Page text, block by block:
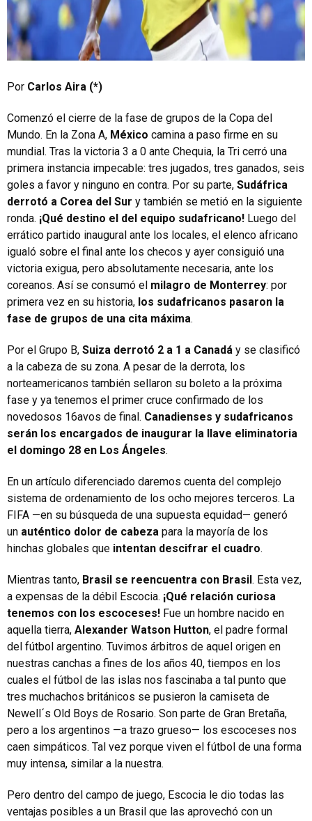
Por Carlos Aira (*)
Comenzó el cierre de la fase de grupos de la Copa del
Mundo. En la Zona A, México camina a paso firme en su
mundial. Tras la victoria 3 a 0 ante Chequia, la Tri cerró una
primera instancia impecable: tres jugados, tres ganados, seis
goles a favor y ninguno en contra. Por su parte, Sudáfrica
derrotó a Corea del Sur y también se metió en la siguiente
ronda. ¡Qué destino el del equipo sudafricano! Luego del
errático partido inaugural ante los locales, el elenco africano
igualó sobre el final ante los checos y ayer consiguió una
victoria exigua, pero absolutamente necesaria, ante los
coreanos. Así se consumó el milagro de Monterrey: por
primera vez en su historia, los sudafricanos pasaron la
fase de grupos de una cita máxima.
Por el Grupo B, Suiza derrotó 2 a 1 a Canadá y se clasificó
a la cabeza de su zona. A pesar de la derrota, los
norteamericanos también sellaron su boleto a la próxima
fase y ya tenemos el primer cruce confirmado de los
novedosos 16avos de final. Canadienses y sudafricanos
serán los encargados de inaugurar la llave eliminatoria
el domingo 28 en Los Ángeles.
En un artículo diferenciado daremos cuenta del complejo
sistema de ordenamiento de los ocho mejores terceros. La
FIFA —en su búsqueda de una supuesta equidad— generó
un auténtico dolor de cabeza para la mayoría de los
hinchas globales que intentan descifrar el cuadro.
Mientras tanto, Brasil se reencuentra con Brasil. Esta vez,
a expensas de la débil Escocia. ¡Qué relación curiosa
tenemos con los escoceses! Fue un hombre nacido en
aquella tierra, Alexander Watson Hutton, el padre formal
del fútbol argentino. Tuvimos árbitros de aquel origen en
nuestras canchas a fines de los años 40, tiempos en los
cuales el fútbol de las islas nos fascinaba a tal punto que
tres muchachos británicos se pusieron la camiseta de
Newell´s Old Boys de Rosario. Son parte de Gran Bretaña,
pero a los argentinos —a trazo grueso— los escoceses nos
caen simpáticos. Tal vez porque viven el fútbol de una forma
muy intensa, similar a la nuestra.
Pero dentro del campo de juego, Escocia le dio todas las
ventajas posibles a un Brasil que las aprovechó con un